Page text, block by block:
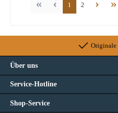
Seite
1 Seite
2
Originale
Über uns
Service-Hotline
Shop-Service